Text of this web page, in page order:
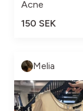
Acne
150 SEK
Melia